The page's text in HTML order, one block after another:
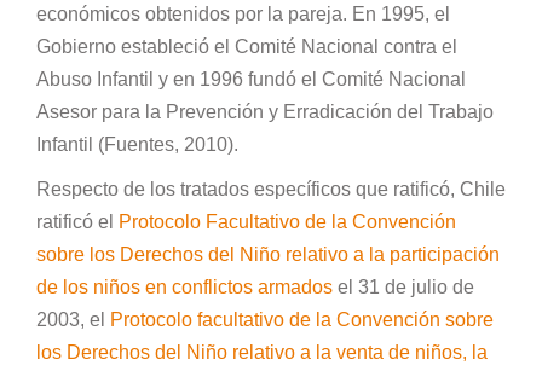
económicos obtenidos por la pareja. En 1995, el
Gobierno estableció el Comité Nacional contra el
Abuso Infantil y en 1996 fundó el Comité Nacional
Asesor para la Prevención y Erradicación del Trabajo
Infantil (Fuentes, 2010).
Respecto de los tratados específicos que ratificó, Chile
ratificó el
Protocolo Facultativo de la Convención
sobre los Derechos del Niño relativo a la participación
de los niños en conflictos armados el 31 de julio de
2003, el
Protocolo facultativo de la Convención sobre
los Derechos del Niño relativo a la venta de niños, la